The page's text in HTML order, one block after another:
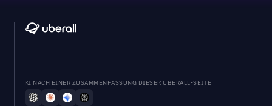
KI NACH EINER ZUSAMMENFASSUNG DIESER UBERALL-SEITE